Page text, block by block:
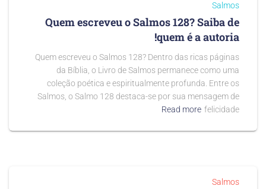
Salmos
Quem escreveu o Salmos 128? Saiba de
quem é a autoria!
Quem escreveu o Salmos 128? Dentro das ricas páginas
da Bíblia, o Livro de Salmos permanece como uma
coleção poética e espiritualmente profunda. Entre os
Salmos, o Salmo 128 destaca-se por sua mensagem de
felicidade
Read more
Salmos